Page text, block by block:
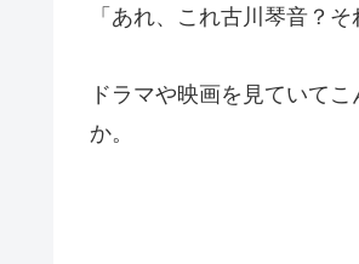
「あれ、これ古川琴音？そ
ドラマや映画を見ていて
か。